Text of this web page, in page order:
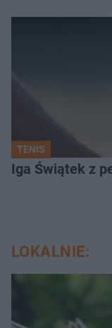
TENIS
Iga Świątek z
LOKALNIE: